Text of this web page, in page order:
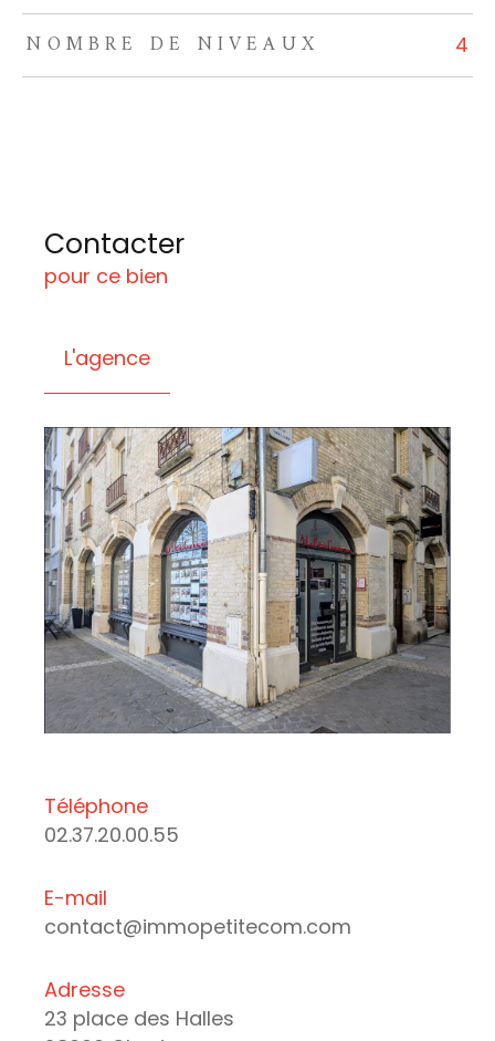
NOMBRE DE NIVEAUX 4
Contacter
pour ce bien
L'agence
Téléphone
02.37.20.00.55
E-mail
contact@immopetitecom.com
Adresse
23 place des Halles